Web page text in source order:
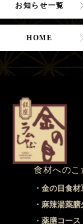
お知らせ一覧
HOME
食材へのこ
金の目食材
麻辣湯薬膳
薬膳コース